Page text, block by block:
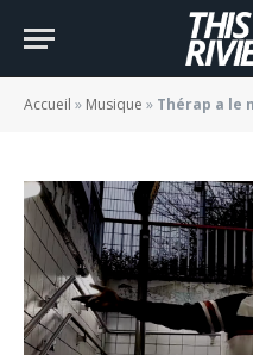
Accueil » Musique » Thérap a le mental
dans son
BY JADE MORGANE